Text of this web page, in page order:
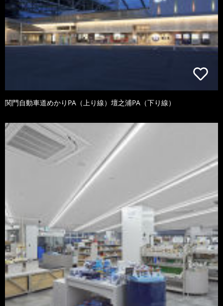
関門自動車道めかりPA（上り線）壇之浦PA（下り線）